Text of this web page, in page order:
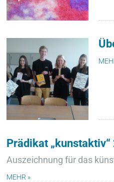
Prädikat „kunstaktiv“
Auszeichnung für das
MEHR »